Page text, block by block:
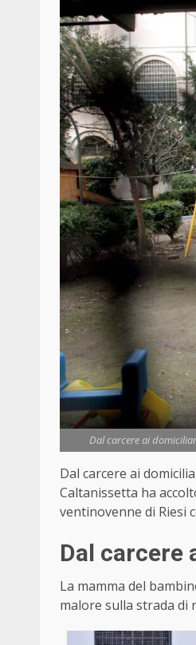
Dal carcere ai
Dal carcere ai
Caltanissetta ha
ventinovenne di Riesi
Dal carcere
La mamma del
malore sulla strada di